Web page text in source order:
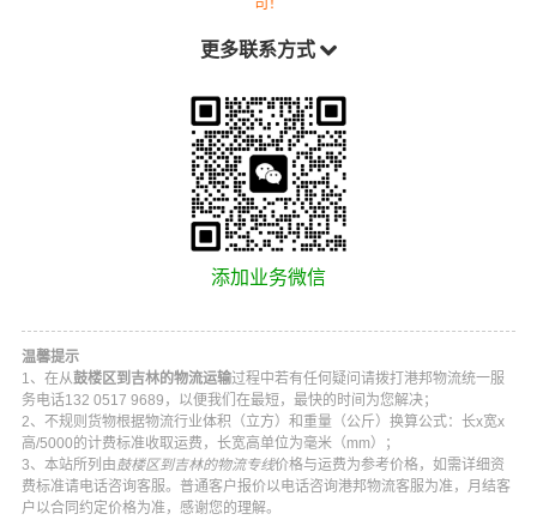
更多联系方式
添加业务微信
温馨提示
1、在从鼓楼区到吉林的物流运输过程中若有任何疑问请拨打 港邦物流统一服
务电话132 0517 9689 ，以便我们在最短，最快的时间为您解决；
2、不规则货物根据物流行业体积（立方）和重量（公斤）换算公式：长x宽x
高/5000的计费标准收取运费，长宽高单位为毫米（mm）；
3、本站所列由鼓楼区到吉林的物流专线价格与运费为参考价格，如需详细资
费标准请电话咨询客服。普通客户报价以电话咨询港邦物流客服为准，月结客
户以合同约定价格为准，感谢您的理解。